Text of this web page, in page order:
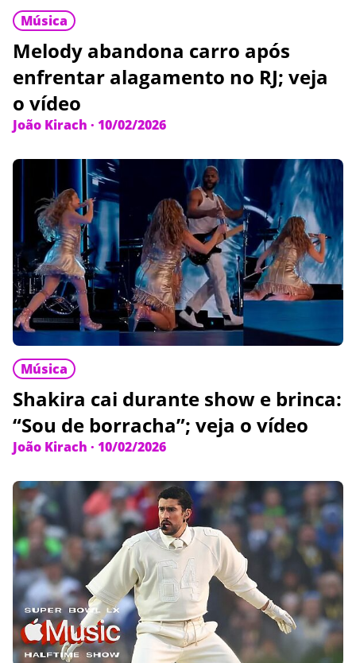
Música
Melody abandona carro após
enfrentar alagamento no RJ; veja
o vídeo
João Kirach · 10/02/2026
Música
Shakira cai durante show e brinca:
“Sou de borracha”; veja o vídeo
João Kirach · 10/02/2026